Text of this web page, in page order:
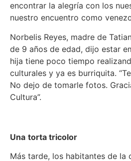
encontrar la alegría con los
nuestro encuentro como
Norbelis Reyes, madre de
de 9 años de edad, dijo estar
hija tiene poco tiempo
culturales y ya es burriquita.
No dejo de tomarle fotos.
Cultura”.
Una torta tricolor
Más tarde, los habitantes de la